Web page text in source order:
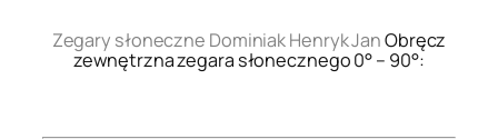
Zegary słoneczne Dominiak Henryk JanObręcz
zewnętrzna zegara słonecznego 0° – 90°: